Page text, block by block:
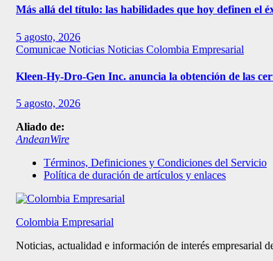
Más allá del título: las habilidades que hoy definen el
5 agosto, 2026
Comunicae Noticias Noticias Colombia Empresarial
Kleen-Hy-Dro-Gen Inc. anuncia la obtención de las
5 agosto, 2026
Aliado de:
AndeanWire
Términos, Definiciones y Condiciones del Servicio
Política de duración de artículos y enlaces
Colombia Empresarial
Noticias, actualidad e información de interés empresarial